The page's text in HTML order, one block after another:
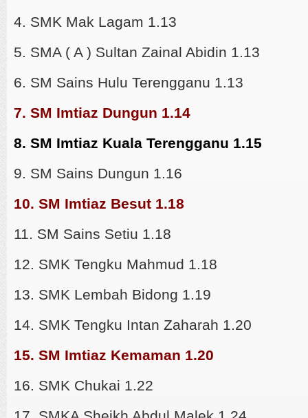
4. SMK Mak Lagam 1.13
5. SMA ( A ) Sultan Zainal Abidin 1.13
6. SM Sains Hulu Terengganu 1.13
7. SM Imtiaz Dungun 1.14
8. SM Imtiaz Kuala Terengganu 1.15
9. SM Sains Dungun 1.16
10. SM Imtiaz Besut 1.18
11. SM Sains Setiu 1.18
12. SMK Tengku Mahmud 1.18
13. SMK Lembah Bidong 1.19
14. SMK Tengku Intan Zaharah 1.20
15. SM Imtiaz Kemaman 1.20
16. SMK Chukai 1.22